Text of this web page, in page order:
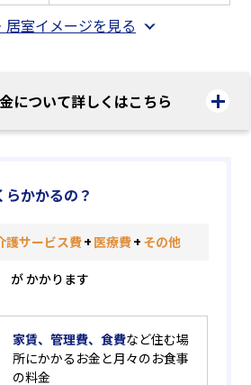
居室イメージを見る
について詳しくはこちら
かかるの？
護サービス費+ 医療費+ その他
が かかります
家賃、管理費、食費など住む場
所にかかるお金と月々のお食事
の料金